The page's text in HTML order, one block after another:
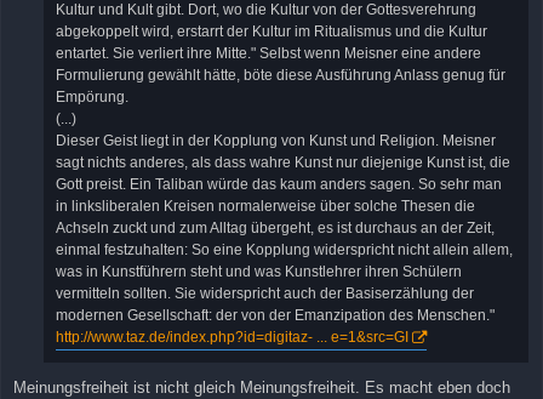
Kultur und Kult gibt. Dort, wo die Kultur von der Gottesverehrung
abgekoppelt wird, erstarrt der Kultur im Ritualismus und die Kultur
entartet. Sie verliert ihre Mitte." Selbst wenn Meisner eine andere
Formulierung gewählt hätte, böte diese Ausführung Anlass genug für
Empörung.
(...)
Dieser Geist liegt in der Kopplung von Kunst und Religion. Meisner
sagt nichts anderes, als dass wahre Kunst nur diejenige Kunst ist, die
Gott preist. Ein Taliban würde das kaum anders sagen. So sehr man
in linksliberalen Kreisen normalerweise über solche Thesen die
Achseln zuckt und zum Alltag übergeht, es ist durchaus an der Zeit,
einmal festzuhalten: So eine Kopplung widerspricht nicht allein allem,
was in Kunstführern steht und was Kunstlehrer ihren Schülern
vermitteln sollten. Sie widerspricht auch der Basiserzählung der
modernen Gesellschaft: der von der Emanzipation des Menschen."
http://www.taz.de/index.php?id=digitaz- ... e=1&src=GI
Meinungsfreiheit ist nicht gleich Meinungsfreiheit. Es macht eben doch